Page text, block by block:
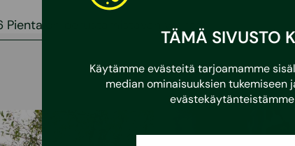
TÄMÄ SIVUSTO
Käytämme evästeitä tarjoamamme
median ominaisuuksien tukemiseen
Pientalon perustamistavan valinta